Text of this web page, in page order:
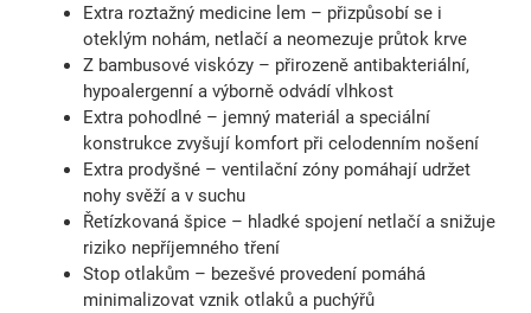
Extra roztažný medicine lem – přizpůsobí se i
oteklým nohám, netlačí a neomezuje průtok krve
Z bambusové viskózy – přirozeně antibakteriální,
hypoalergenní a výborně odvádí vlhkost
Extra pohodlné – jemný materiál a speciální
konstrukce zvyšují komfort při celodenním nošení
Extra prodyšné – ventilační zóny pomáhají udržet
nohy svěží a v suchu
Řetízkovaná špice – hladké spojení netlačí a snižuje
riziko nepříjemného tření
Stop otlakům – bezešvé provedení pomáhá
minimalizovat vznik otlaků a puchýřů